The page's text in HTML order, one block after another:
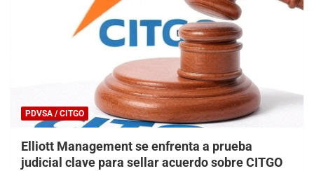
PDVSA / CITGO
Elliott Management se enfrenta a prueba
judicial clave para sellar acuerdo sobre CITGO